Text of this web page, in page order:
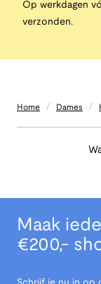
Op werkdagen
verzonden.
Home / Dames /
Maak
€200,-